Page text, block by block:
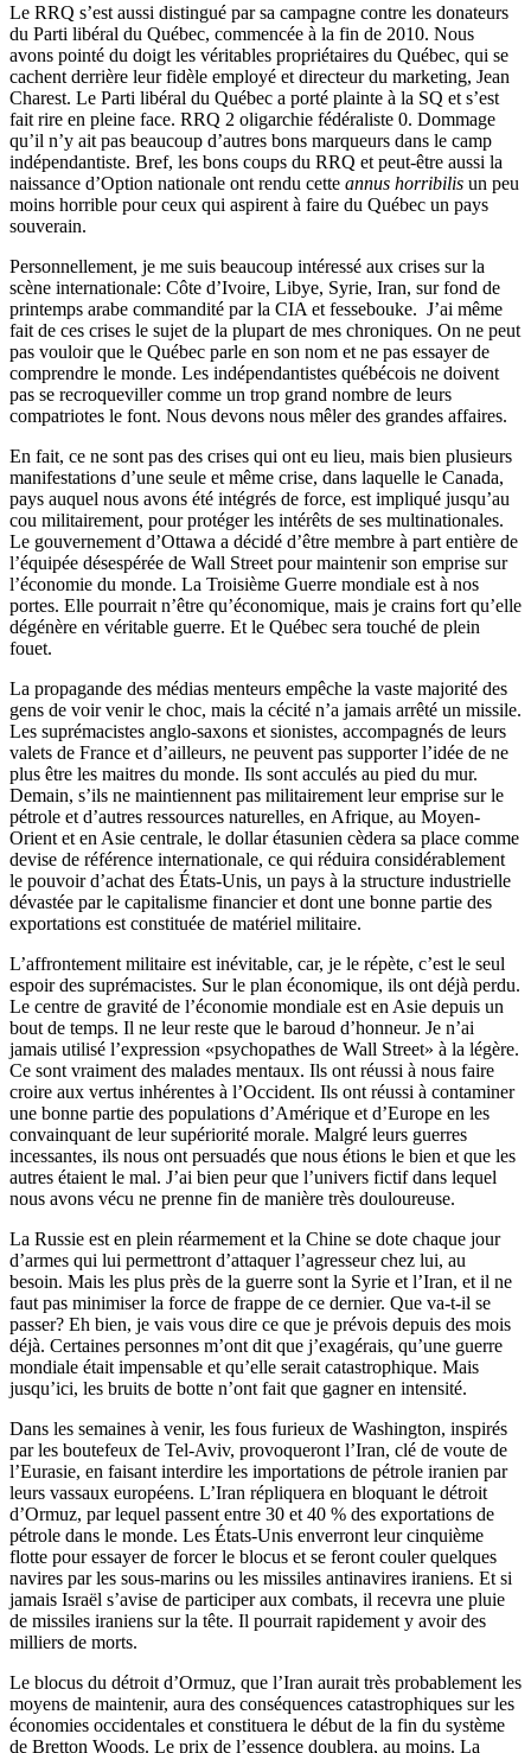
Le RRQ s’est aussi distingué par sa campagne contre les donateurs
du Parti libéral du Québec, commencée à la fin de 2010. Nous
avons pointé du doigt les véritables propriétaires du Québec, qui se
cachent derrière leur fidèle employé et directeur du marketing, Jean
Charest. Le Parti libéral du Québec a porté plainte à la SQ et s’est
fait rire en pleine face. RRQ 2 oligarchie fédéraliste 0. Dommage
qu’il n’y ait pas beaucoup d’autres bons marqueurs dans le camp
indépendantiste. Bref, les bons coups du RRQ et peut-être aussi la
naissance d’Option nationale ont rendu cette annus horribilis un peu
moins horrible pour ceux qui aspirent à faire du Québec un pays
souverain.
Personnellement, je me suis beaucoup intéressé aux crises sur la
scène internationale: Côte d’Ivoire, Libye, Syrie, Iran, sur fond de
printemps arabe commandité par la CIA et fessebouke. J’ai même
fait de ces crises le sujet de la plupart de mes chroniques. On ne peut
pas vouloir que le Québec parle en son nom et ne pas essayer de
comprendre le monde. Les indépendantistes québécois ne doivent
pas se recroqueviller comme un trop grand nombre de leurs
compatriotes le font. Nous devons nous mêler des grandes affaires.
En fait, ce ne sont pas des crises qui ont eu lieu, mais bien plusieurs
manifestations d’une seule et même crise, dans laquelle le Canada,
pays auquel nous avons été intégrés de force, est impliqué jusqu’au
cou militairement, pour protéger les intérêts de ses multinationales.
Le gouvernement d’Ottawa a décidé d’être membre à part entière de
l’équipée désespérée de Wall Street pour maintenir son emprise sur
l’économie du monde. La Troisième Guerre mondiale est à nos
portes. Elle pourrait n’être qu’économique, mais je crains fort qu’elle
dégénère en véritable guerre. Et le Québec sera touché de plein
fouet.
La propagande des médias menteurs empêche la vaste majorité des
gens de voir venir le choc, mais la cécité n’a jamais arrêté un missile.
Les suprémacistes anglo-saxons et sionistes, accompagnés de leurs
valets de France et d’ailleurs, ne peuvent pas supporter l’idée de ne
plus être les maitres du monde. Ils sont acculés au pied du mur.
Demain, s’ils ne maintiennent pas militairement leur emprise sur le
pétrole et d’autres ressources naturelles, en Afrique, au Moyen-
Orient et en Asie centrale, le dollar étasunien cèdera sa place comme
devise de référence internationale, ce qui réduira considérablement
le pouvoir d’achat des États-Unis, un pays à la structure industrielle
dévastée par le capitalisme financier et dont une bonne partie des
exportations est constituée de matériel militaire.
L’affrontement militaire est inévitable, car, je le répète, c’est le seul
espoir des suprémacistes. Sur le plan économique, ils ont déjà perdu.
Le centre de gravité de l’économie mondiale est en Asie depuis un
bout de temps. Il ne leur reste que le baroud d’honneur. Je n’ai
jamais utilisé l’expression «psychopathes de Wall Street» à la légère.
Ce sont vraiment des malades mentaux. Ils ont réussi à nous faire
croire aux vertus inhérentes à l’Occident. Ils ont réussi à contaminer
une bonne partie des populations d’Amérique et d’Europe en les
convainquant de leur supériorité morale. Malgré leurs guerres
incessantes, ils nous ont persuadés que nous étions le bien et que les
autres étaient le mal. J’ai bien peur que l’univers fictif dans lequel
nous avons vécu ne prenne fin de manière très douloureuse.
La Russie est en plein réarmement et la Chine se dote chaque jour
d’armes qui lui permettront d’attaquer l’agresseur chez lui, au
besoin. Mais les plus près de la guerre sont la Syrie et l’Iran, et il ne
faut pas minimiser la force de frappe de ce dernier. Que va-t-il se
passer? Eh bien, je vais vous dire ce que je prévois depuis des mois
déjà. Certaines personnes m’ont dit que j’exagérais, qu’une guerre
mondiale était impensable et qu’elle serait catastrophique. Mais
jusqu’ici, les bruits de botte n’ont fait que gagner en intensité.
Dans les semaines à venir, les fous furieux de Washington, inspirés
par les boutefeux de Tel-Aviv, provoqueront l’Iran, clé de voute de
l’Eurasie, en faisant interdire les importations de pétrole iranien par
leurs vassaux européens. L’Iran répliquera en bloquant le détroit
d’Ormuz, par lequel passent entre 30 et 40 % des exportations de
pétrole dans le monde. Les États-Unis enverront leur cinquième
flotte pour essayer de forcer le blocus et se feront couler quelques
navires par les sous-marins ou les missiles antinavires iraniens. Et si
jamais Israël s’avise de participer aux combats, il recevra une pluie
de missiles iraniens sur la tête. Il pourrait rapidement y avoir des
milliers de morts.
Le blocus du détroit d’Ormuz, que l’Iran aurait très probablement les
moyens de maintenir, aura des conséquences catastrophiques sur les
économies occidentales et constituera le début de la fin du système
de Bretton Woods. Le prix de l’essence doublera, au moins. La